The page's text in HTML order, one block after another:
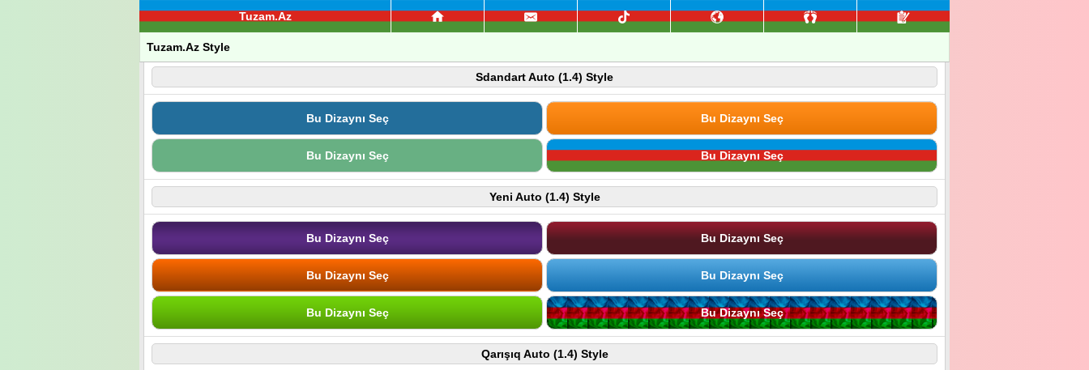
Tuzam.Az
Tuzam.Az Style
Sdandart Auto (1.4) Style
Bu Dizaynı Seç Bu Dizaynı Seç
Bu Dizaynı Seç Bu Dizaynı Seç
Yeni Auto (1.4) Style
Bu Dizaynı Seç Bu Dizaynı Seç
Bu Dizaynı Seç Bu Dizaynı Seç
Bu Dizaynı Seç Bu Dizaynı Seç
Qarışıq Auto (1.4) Style